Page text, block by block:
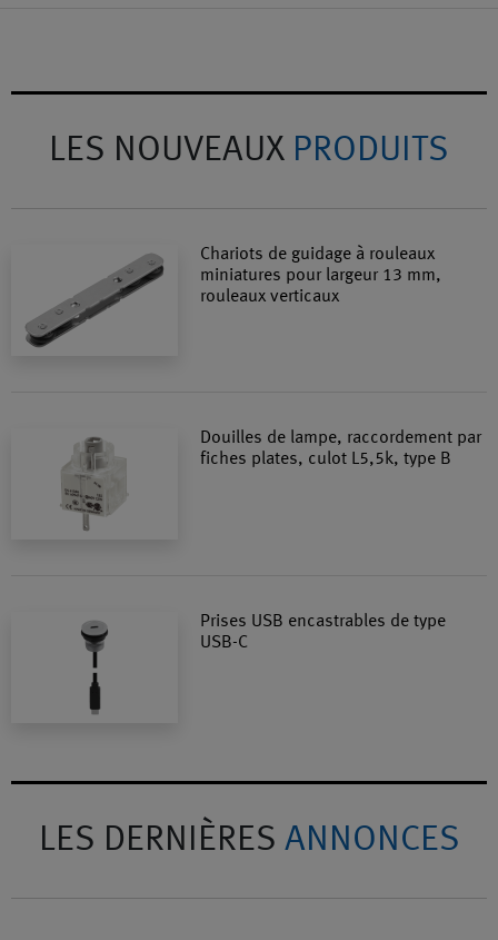
LES NOUVEAUX PRODUITS
Chariots de guidage à rouleaux
miniatures pour largeur 13 mm,
rouleaux verticaux
Douilles de lampe, raccordement par
fiches plates, culot L5,5k, type B
Prises USB encastrables de type
USB-C
LES DERNIÈRES ANNONCES